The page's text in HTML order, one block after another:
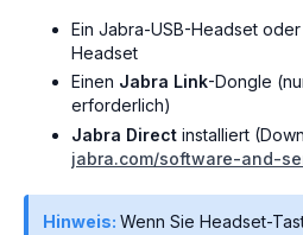
Ein Jabra-USB-Headset
Headset
Einen Jabra Link-Dongle
erforderlich)
Jabra Direct installiert
jabra.com/software-and-
Hinweis: Wenn Sie Headset-